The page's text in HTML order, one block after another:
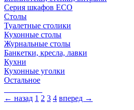
Серия шкафов ECO
Столы
Туалетные столики
Кухонные столы
Журнальные столы
Банкетки, кресла, лавки
Кухни
Кухонные уголки
Остальное
← назад 1 2 3 4 вперед →